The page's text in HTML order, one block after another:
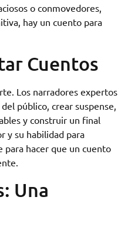
o conmovedores,
hay un cuento para
Cuentos
Los narradores expertos
público, crear suspense,
y construir un final
y su habilidad para
para hacer que un cuento
Una